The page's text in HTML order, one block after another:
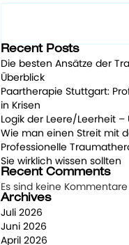
Recent Posts
Die besten Ansätze der
Überblick
Paartherapie Stuttgart:
in Krisen
Logik der Leere/Leerheit –
Wie man einen Streit mit
Professionelle
Sie wirklich wissen sollten
Recent Comments
Es sind keine
Archives
Juli 2026
Juni 2026
April 2026